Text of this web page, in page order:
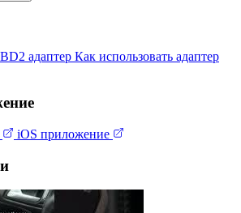
адаптер Как использовать адаптер
iOS приложение